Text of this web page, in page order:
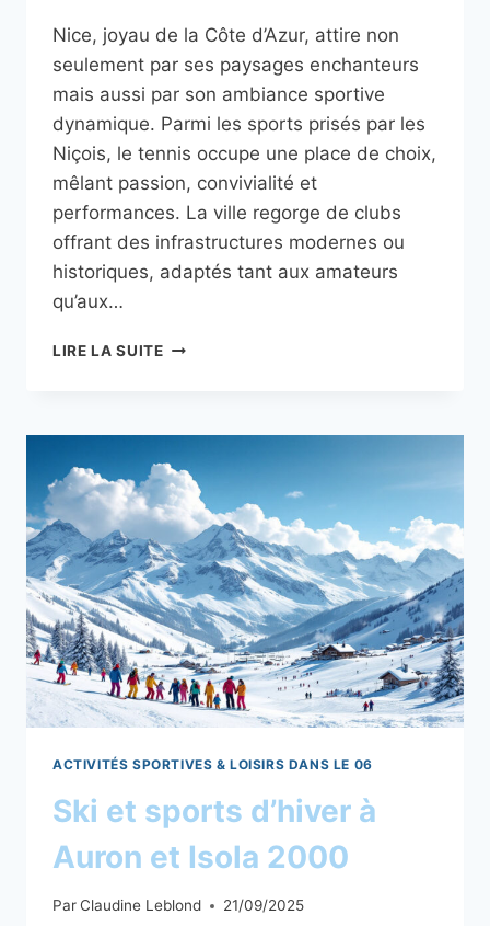
Nice, joyau de la Côte d’Azur, attire non
seulement par ses paysages enchanteurs
mais aussi par son ambiance sportive
dynamique. Parmi les sports prisés par les
Niçois, le tennis occupe une place de choix,
mêlant passion, convivialité et
performances. La ville regorge de clubs
offrant des infrastructures modernes ou
historiques, adaptés tant aux amateurs
qu’aux…
LIRE LA SUITELES
TENNIS
À
NICE
ACTIVITÉS SPORTIVES & LOISIRS DANS LE 06
Ski et sports d’hiver à
Auron et Isola 2000
ParClaudine Leblond 21/09/2025